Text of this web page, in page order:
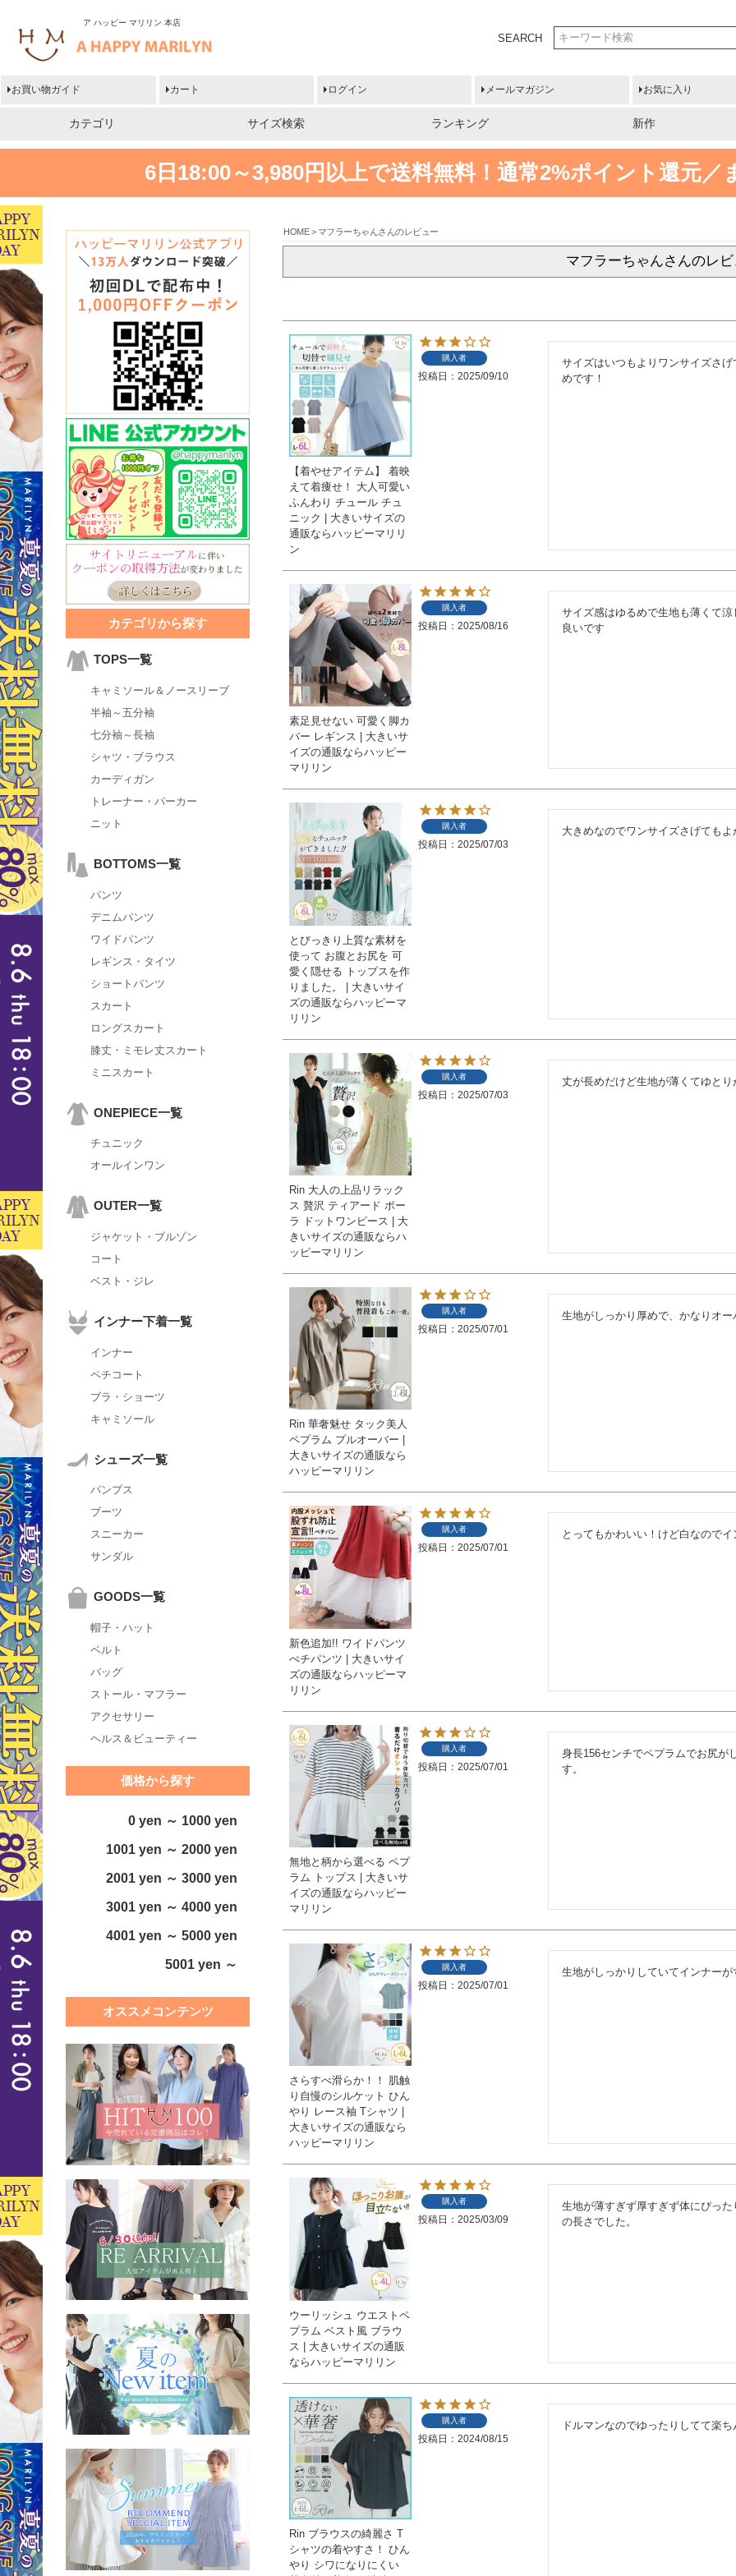
ア ハッピー マリリン 本店
SEARCH
お買い物ガイド カート ログイン メールマガジン お気に入り
カテゴリ サイズ検索 ランキング 新作
6日18:00～3,980円以上で送料無料！ 通常2%ポイント還元／
カテゴリから探す
TOPS一覧
キャミソール＆ノースリーブ
半袖～五分袖
七分袖～長袖
シャツ・ブラウス
カーディガン
トレーナー・パーカー
ニット
BOTTOMS一覧
パンツ
デニムパンツ
ワイドパンツ
レギンス・タイツ
ショートパンツ
スカート
ロングスカート
膝丈・ミモレ丈スカート
ミニスカート
ONEPIECE一覧
チュニック
オールインワン
OUTER一覧
ジャケット・ブルゾン
コート
ベスト・ジレ
インナー下着一覧
インナー
ペチコート
ブラ・ショーツ
キャミソール
シューズ一覧
パンプス
ブーツ
スニーカー
サンダル
GOODS一覧
帽子・ハット
ベルト
バッグ
ストール・マフラー
アクセサリー
ヘルス＆ビューティー
価格から探す
0 yen ～ 1000 yen
1001 yen ～ 2000 yen
2001 yen ～ 3000 yen
3001 yen ～ 4000 yen
4001 yen ～ 5000 yen
5001 yen ～
オススメコンテンツ
HOME マフラーちゃんさんのレビュー
マフラーちゃんさんのレビ
【着やせアイテム】 着映
えて着痩せ！ 大人可愛い
ふんわり チュール チュ
ニック | 大きいサイズの
通販ならハッピーマリリ
ン
購入者
投稿日 2025/09/10
サイズはいつもよりワンサイズさ
めです！
素足見せない 可愛く脚カ
バー レギンス | 大きいサ
イズの通販ならハッピー
マリリン
購入者
投稿日 2025/08/16
サイズ感はゆるめで生地も薄くて
良いです
とびっきり上質な素材を
使って お腹とお尻を 可
愛く隠せる トップスを作
りました。 | 大きいサイ
ズの通販ならハッピーマ
リリン
購入者
投稿日 2025/07/03
大きめなのでワンサイズさげても
Rin 大人の上品リラック
ス 贅沢 ティアード ポー
ラ ドットワンピース | 大
きいサイズの通販ならハ
ッピーマリリン
購入者
投稿日 2025/07/03
丈が長めだけど生地が薄くてゆと
Rin 華奢魅せ タック美人
ペプラム プルオーバー |
大きいサイズの通販なら
ハッピーマリリン
購入者
投稿日 2025/07/01
生地がしっかり厚めで、かなりオー
新色追加!! ワイドパンツ
ぺチパンツ | 大きいサイ
ズの通販ならハッピーマ
リリン
購入者
投稿日 2025/07/01
とってもかわいい！けど白なのでイ
無地と柄から選べる ペプ
ラム トップス | 大きいサ
イズの通販ならハッピー
マリリン
購入者
投稿日 2025/07/01
身長156センチでペプラムでお尻が
す。
さらすべ滑らか！！ 肌触
り自慢のシルケット ひん
やり レース袖 Tシャツ |
大きいサイズの通販なら
ハッピーマリリン
購入者
投稿日 2025/07/01
生地がしっかりしていてインナー
ウーリッシュ ウエストペ
プラム ベスト風 ブラウ
ス | 大きいサイズの通販
ならハッピーマリリン
購入者
投稿日 2025/03/09
生地が薄すぎず厚すぎず体にぴっ
の長さでした。
Rin ブラウスの綺麗さ T
シャツの着やすさ！ ひん
やり シワになりにくい
購入者
投稿日 2024/08/15
ドルマンなのでゆったりしてて楽